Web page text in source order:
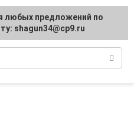
любых предложений по
shagun34@cp9.ru